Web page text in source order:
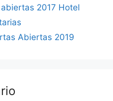
2017 Hotel
Abiertas 2019